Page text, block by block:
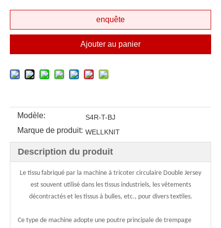
enquête
Ajouter au panier
Modèle: S4R-T-BJ
Marque de produit: WELLKNIT
Description du produit
Le tissu fabriqué par la machine à tricoter circulaire Double Jersey
est souvent utilisé dans les tissus industriels, les vêtements
décontractés et les tissus à bulles, etc., pour divers textiles.
Ce type de machine adopte une poutre principale de trempage